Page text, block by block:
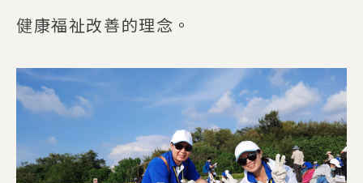
健康福祉改善的理念。